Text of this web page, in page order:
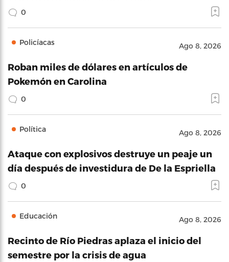
0
Policíacas Ago 8, 2026
Roban miles de dólares en artículos de
Pokemón en Carolina
0
Política Ago 8, 2026
Ataque con explosivos destruye un peaje un
día después de investidura de De la Espriella
0
Educación Ago 8, 2026
Recinto de Río Piedras aplaza el inicio del
semestre por la crisis de agua